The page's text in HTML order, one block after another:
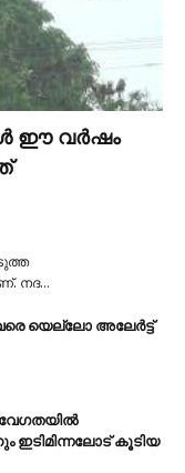
ഈ വര്‍ഷം
നദ…
യെല്ലോ അലേര്‍ട്ട്
വേഗതയിൽ
ഇടിമിന്നലോട് കൂടിയ